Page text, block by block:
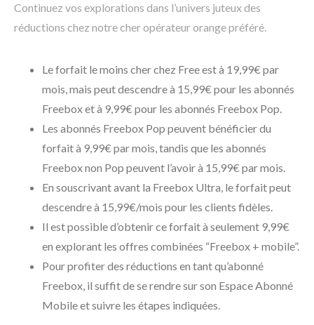
Continuez vos explorations dans l’univers juteux des
réductions chez notre cher opérateur orange préféré.
Le forfait le moins cher chez Free est à 19,99€ par
mois, mais peut descendre à 15,99€ pour les abonnés
Freebox et à 9,99€ pour les abonnés Freebox Pop.
Les abonnés Freebox Pop peuvent bénéficier du
forfait à 9,99€ par mois, tandis que les abonnés
Freebox non Pop peuvent l’avoir à 15,99€ par mois.
En souscrivant avant la Freebox Ultra, le forfait peut
descendre à 15,99€/mois pour les clients fidèles.
Il est possible d’obtenir ce forfait à seulement 9,99€
en explorant les offres combinées “Freebox + mobile”.
Pour profiter des réductions en tant qu’abonné
Freebox, il suffit de se rendre sur son Espace Abonné
Mobile et suivre les étapes indiquées.